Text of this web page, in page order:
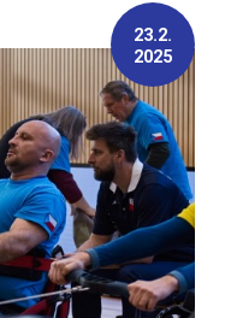
23.2.
2025